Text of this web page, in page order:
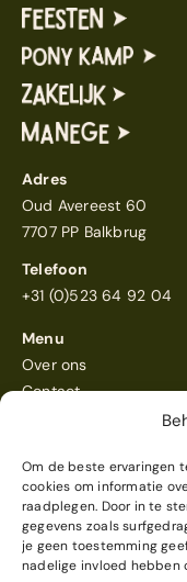
Om de beste ervaringen
cookies om informatie
raadplegen. Door in te
gegevens zoals
je geen toestemming
nadelige invloed hebben
Adres
Oud Avereest 60
7707 PP Balkbrug
Telefoon
+31 (0)523 64 92 04
Menu
Over ons
Contact